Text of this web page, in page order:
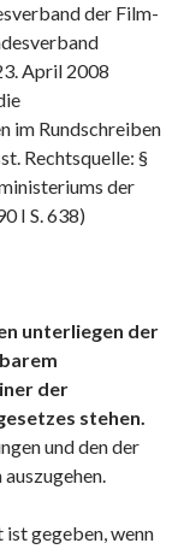
der Film-
April 2008
im Rundschreiben
Rechtsquelle: §
der
I S. 638)
unterliegen der
der
stehen.
und den der
gegeben, wenn